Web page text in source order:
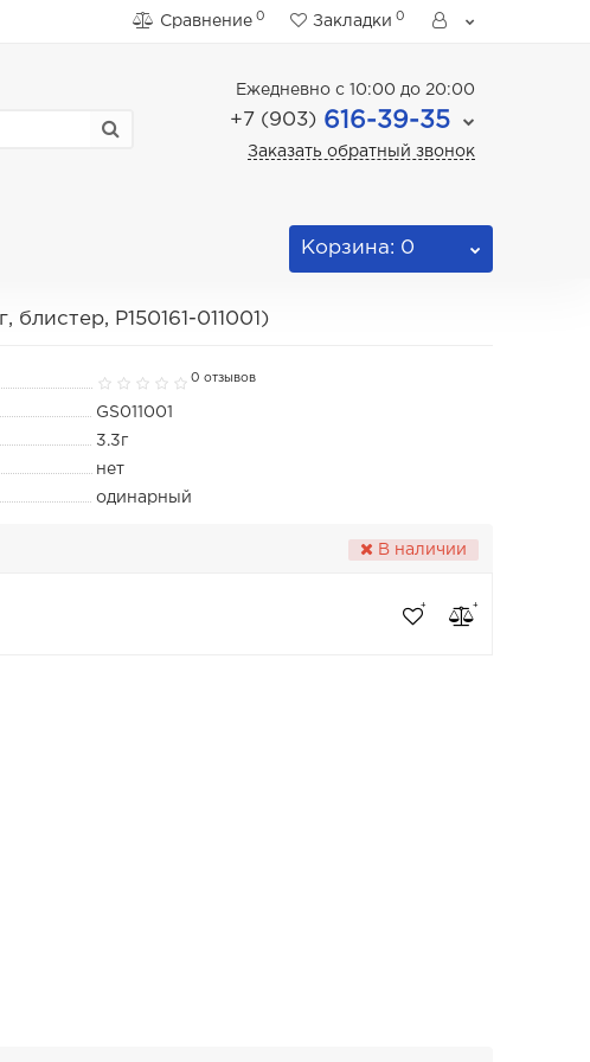
Сравнение 0 Закладки 0
Ежедневно с 10:00 до 20:00
+7 (903)616-39-35
Заказать обратный звонок
Корзина: 0
P150161-011001)
0 отзывов
GS011001
3.3г
нет
одинарный
В наличии